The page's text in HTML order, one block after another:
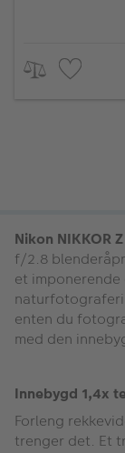
Nikon NIKKOR
f/2.8
et
enten du
med den
Innebygd 1,4x
Forleng
trenger det. Et